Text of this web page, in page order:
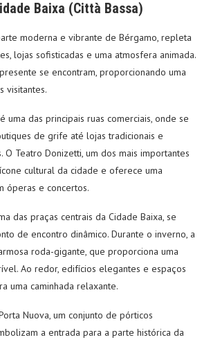
Baixa (Città Bassa)
moderna e vibrante de Bérgamo, repleta
lojas sofisticadas e uma atmosfera animada.
se encontram, proporcionando uma
visitantes.
uma das principais ruas comerciais, onde se
de grife até lojas tradicionais e
O Teatro Donizetti, um dos mais importantes
cultural da cidade e oferece uma
óperas e concertos.
das praças centrais da Cidade Baixa, se
de encontro dinâmico. Durante o inverno, a
roda-gigante, que proporciona uma
Ao redor, edifícios elegantes e espaços
uma caminhada relaxante.
Nuova, um conjunto de pórticos
a entrada para a parte histórica da